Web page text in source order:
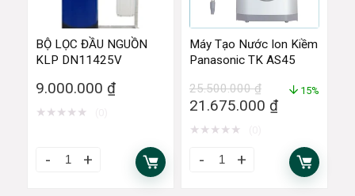
BỘ LỌC ĐẦU NGUỒN
KLP DN11425V
9.000.000 ₫
★ ★ ★ ★ ★
Máy Tạo Nước Ion Kiềm
Panasonic TK AS45
25.500.000₫
21.675.000 ₫
15%
★ ★ ★ ★ ★